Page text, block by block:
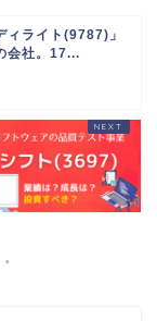
ィライト(9787)」
会社。17...